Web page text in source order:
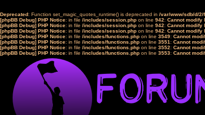
Deprecated: Function set_magic_quotes_runtime() is deprecated in /var/www/sdb/d/
[phpBB Debug] PHP Notice: in file /includes/session.php on line 942: Cannot modify
[phpBB Debug] PHP Notice: in file /includes/session.php on line 942: Cannot modify
[phpBB Debug] PHP Notice: in file /includes/session.php on line 942: Cannot modify
[phpBB Debug] PHP Notice: in file /includes/functions.php on line 3549: Cannot
[phpBB Debug] PHP Notice: in file /includes/functions.php on line 3551: Cannot
[phpBB Debug] PHP Notice: in file /includes/functions.php on line 3552: Cannot
[phpBB Debug] PHP Notice: in file /includes/functions.php on line 3553: Cannot